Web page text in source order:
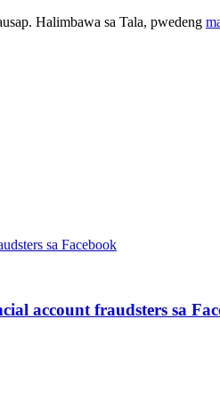
Halimbawa sa Tala, pwedeng
account fraudsters sa